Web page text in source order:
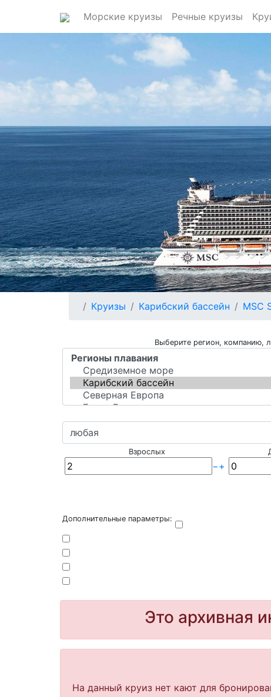
Морские круизы Речные круизы
Круизы Карибский бассейн MSC
Выберите регион, компанию,
Взрослых
−+
Дополнительные параметры:
Это архивная
На данный круиз нет кают для